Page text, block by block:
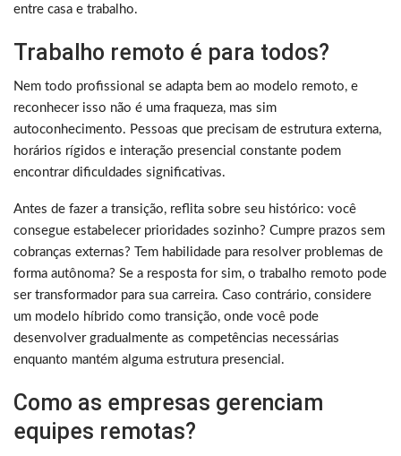
entre casa e trabalho.
Trabalho remoto é para todos?
Nem todo profissional se adapta bem ao modelo remoto, e
reconhecer isso não é uma fraqueza, mas sim
autoconhecimento. Pessoas que precisam de estrutura externa,
horários rígidos e interação presencial constante podem
encontrar dificuldades significativas.
Antes de fazer a transição, reflita sobre seu histórico: você
consegue estabelecer prioridades sozinho? Cumpre prazos sem
cobranças externas? Tem habilidade para resolver problemas de
forma autônoma? Se a resposta for sim, o trabalho remoto pode
ser transformador para sua carreira. Caso contrário, considere
um modelo híbrido como transição, onde você pode
desenvolver gradualmente as competências necessárias
enquanto mantém alguma estrutura presencial.
Como as empresas gerenciam
equipes remotas?